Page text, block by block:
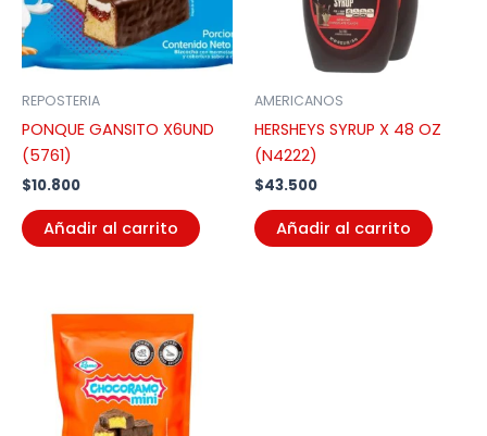
REPOSTERIA
PONQUE GANSITO X6UND
(5761)
$10.800
Añadir al carrito
AMERICANOS
HERSHEYS SYRUP X 48 OZ
(N4222)
$43.500
Añadir al carrito